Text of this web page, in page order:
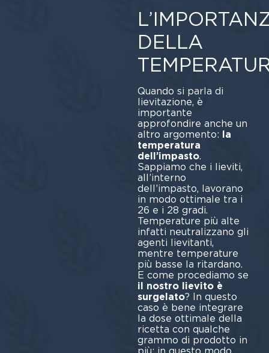
DELLA
Quando si parla di
lievitazione, è
importante
approfondire anche un
altro argomento: la
temperatura
dell’impasto.
Sappiamo che i lieviti,
all’interno
dell’impasto, lavorano
in modo ottimale tra i
26 e i 28 gradi.
Temperature più alte
infatti neutralizzano gli
agenti lievitanti,
mentre temperature
più basse la ritardano.
E come procediamo se
il nostro lievito è
surgelato? In questo
caso è bene integrare
la dose ottimale della
ricetta con qualche
grammo di prodotto in
più: in questo modo